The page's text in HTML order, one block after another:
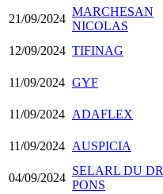
21/09/2024
MARCHESAN
NICOLAS
12/09/2024 TIFINAG
11/09/2024 GYF
11/09/2024 ADAFLEX
11/09/2024 AUSPICIA
04/09/2024
SELARL DU DR
PONS